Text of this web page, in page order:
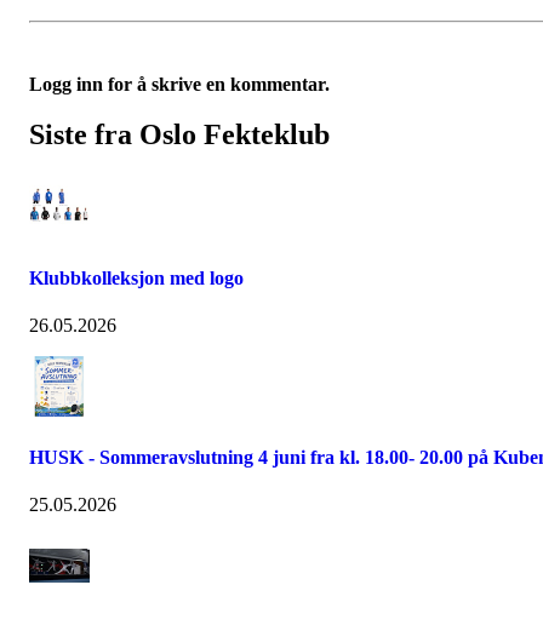
Logg inn for å skrive en kommentar.
Siste fra Oslo Fekteklub
Klubbkolleksjon med logo
26.05.2026
HUSK - Sommeravslutning 4 juni fra kl. 18.00- 20.00 på
25.05.2026